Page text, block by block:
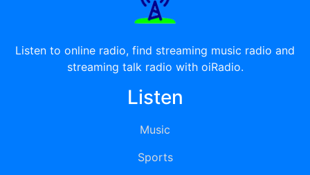
Listen to online radio, find streaming music radio and
streaming talk radio with oiRadio.
Listen
Music
Sports